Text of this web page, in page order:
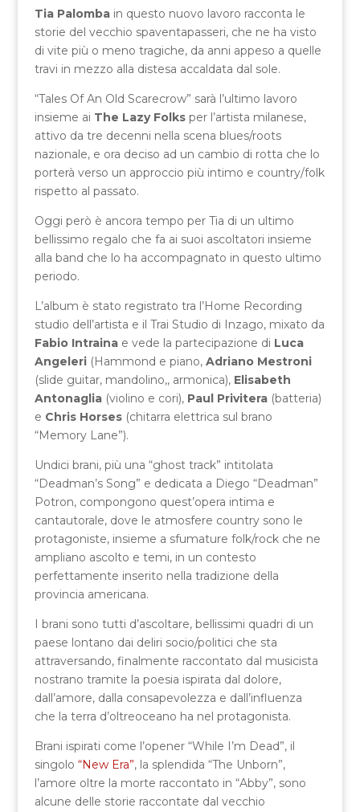
Tia Palombain questo nuovo lavoro racconta le
storie del vecchio spaventapasseri, che ne ha visto
di vite più o meno tragiche, da anni appeso a quelle
travi in mezzo alla distesa accaldata dal sole.
“Tales Of An Old Scarecrow” sarà l’ultimo lavoro
insieme ai The Lazy Folksper l’artista milanese,
attivo da tre decenni nella scena blues/roots
nazionale, e ora deciso ad un cambio di rotta che lo
porterà verso un approccio più intimo e country/folk
rispetto al passato.
Oggi però è ancora tempo per Tia di un ultimo
bellissimo regalo che fa ai suoi ascoltatori insieme
alla band che lo ha accompagnato in questo ultimo
periodo.
L’album è stato registrato tra l’Home Recording
studio dell’artista e il Trai Studio di Inzago, mixato da
Fabio Intraina e vede la partecipazione di Luca
Angeleri(Hammond e piano, Adriano Mestroni
(slide guitar, mandolino,, armonica), Elisabeth
Antonaglia (violino e cori), Paul Privitera(batteria)
e Chris Horses (chitarra elettrica sul brano
“Memory Lane”).
Undici brani, più una “ghost track” intitolata
“Deadman’s Song” e dedicata a Diego “Deadman”
Potron, compongono quest’opera intima e
cantautorale, dove le atmosfere country sono le
protagoniste, insieme a sfumature folk/rock che ne
ampliano ascolto e temi, in un contesto
perfettamente inserito nella tradizione della
provincia americana.
I brani sono tutti d’ascoltare, bellissimi quadri di un
paese lontano dai deliri socio/politici che sta
attraversando, finalmente raccontato dal musicista
nostrano tramite la poesia ispirata dal dolore,
dall’amore, dalla consapevolezza e dall’influenza
che la terra d’oltreoceano ha nel protagonista.
Brani ispirati come l’opener “While I’m Dead”, il
singolo “New Era”, la splendida “The Unborn”,
l’amore oltre la morte raccontato in “Abby”, sono
alcune delle storie raccontate dal vecchio